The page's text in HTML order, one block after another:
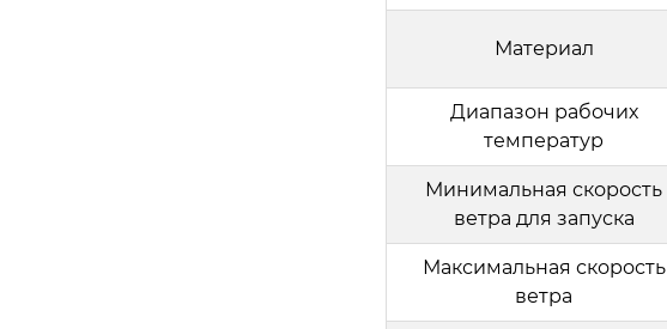
Материал
Диапазон рабочих
температур
Минимальная скорость
ветра для запуска
Максимальная скорость
ветра